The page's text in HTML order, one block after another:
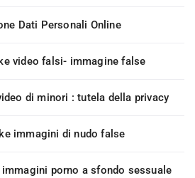
Dati Personali Online
video falsi- immagine false
di minori : tutela della privacy
immagini di nudo false
immagini porno a sfondo sessuale